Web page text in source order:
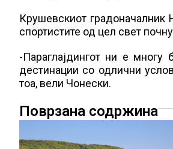
Крушевскиот градоначалник
спортистите од цел свет
-Параглајдингот ни е многу
дестинации со одлични
тоа, вели Чонески.
Поврзана содржина